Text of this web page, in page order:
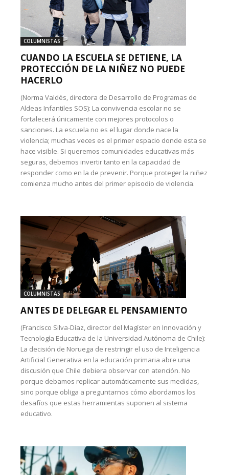
COLUMNISTAS
CUANDO LA ESCUELA SE DETIENE, LA
PROTECCIÓN DE LA NIÑEZ NO PUEDE
HACERLO
(Norma Valdés, directora de Desarrollo de Programas de
Aldeas Infantiles SOS): La convivencia escolar no se
fortalecerá únicamente con mejores protocolos o
sanciones. La escuela no es el lugar donde nace la
violencia; muchas veces es el primer espacio donde esta se
hace visible. Si queremos comunidades educativas más
seguras, debemos invertir tanto en la capacidad de
responder como en la de prevenir. Porque proteger la niñez
comienza mucho antes del primer episodio de violencia.
COLUMNISTAS
ANTES DE DELEGAR EL PENSAMIENTO
(Francisco Silva-Díaz, director del Magíster en Innovación y
Tecnología Educativa de la Universidad Autónoma de Chile):
La decisión de Noruega de restringir el uso de Inteligencia
Artificial Generativa en la educación primaria abre una
discusión que Chile debiera observar con atención. No
porque debamos replicar automáticamente sus medidas,
sino porque obliga a preguntarnos cómo abordamos los
desafíos que estas herramientas suponen al sistema
educativo.